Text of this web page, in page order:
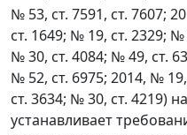
№ 53, ст. 7591, ст. 7607;
ст. 1649; № 19, ст. 2329; №
№ 30, ст. 4084; № 49, ст.
№ 52, ст. 6975; 2014, №
ст. 3634; № 30, ст. 4219)
устанавливает